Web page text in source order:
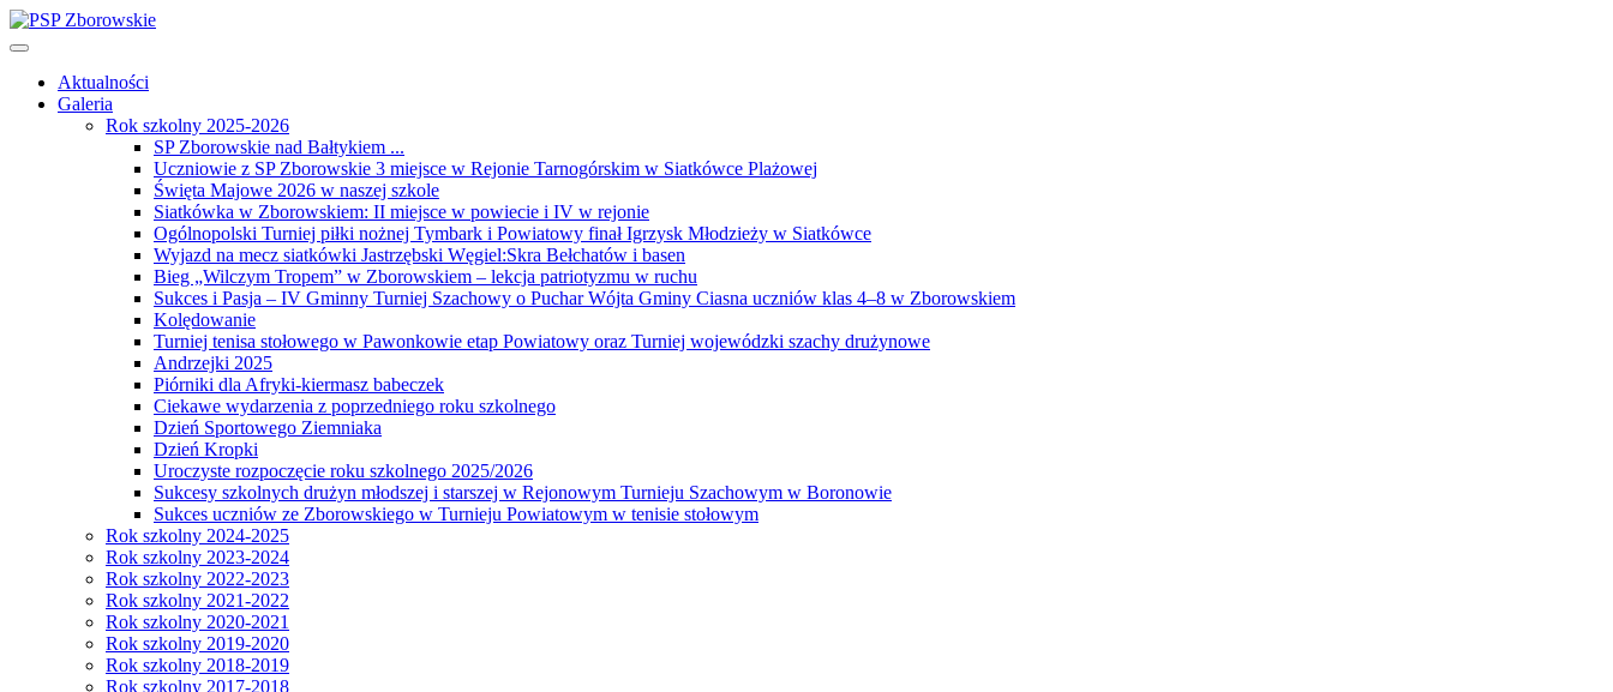
Aktualności
Galeria
Rok szkolny 2025-2026
SP Zborowskie nad Bałtykiem ...
Uczniowie z SP Zborowskie 3 miejsce w Rejonie Tarnogórskim w Siatkówce Plażowej
Święta Majowe 2026 w naszej szkole
Siatkówka w Zborowskiem: II miejsce w powiecie i IV w rejonie
Ogólnopolski Turniej piłki nożnej Tymbark i Powiatowy finał Igrzysk Młodzieży w Siatkówce
Wyjazd na mecz siatkówki Jastrzębski Węgiel:Skra Bełchatów i basen
Bieg „Wilczym Tropem” w Zborowskiem – lekcja patriotyzmu w ruchu
Sukces i Pasja – IV Gminny Turniej Szachowy o Puchar Wójta Gminy Ciasna uczniów klas 4–8 w Zborowskiem
Kolędowanie
Turniej tenisa stołowego w Pawonkowie etap Powiatowy oraz Turniej wojewódzki szachy drużynowe
Andrzejki 2025
Piórniki dla Afryki-kiermasz babeczek
Ciekawe wydarzenia z poprzedniego roku szkolnego
Dzień Sportowego Ziemniaka
Dzień Kropki
Uroczyste rozpoczęcie roku szkolnego 2025/2026
Sukcesy szkolnych drużyn młodszej i starszej w Rejonowym Turnieju Szachowym w Boronowie
Sukces uczniów ze Zborowskiego w Turnieju Powiatowym w tenisie stołowym
Rok szkolny 2024-2025
Rok szkolny 2023-2024
Rok szkolny 2022-2023
Rok szkolny 2021-2022
Rok szkolny 2020-2021
Rok szkolny 2019-2020
Rok szkolny 2018-2019
Rok szkolny 2017-2018